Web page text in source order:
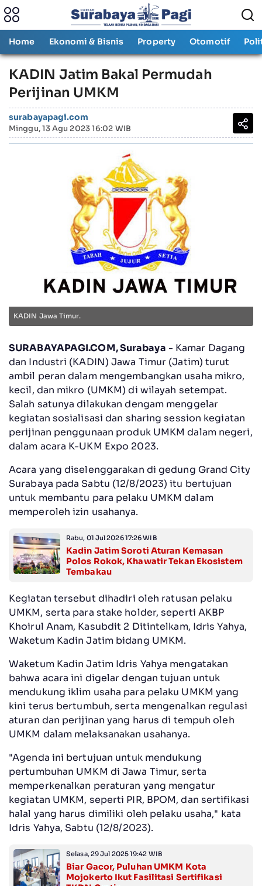
Home Ekonomi & Bisnis Property Otomotif
KADIN Jatim Bakal Permudah
Perijinan UMKM
surabayapagi.com
Minggu, 13 Agu 2023 16:02 WIB
KADIN Jawa Timur.
SURABAYAPAGI.COM, Surabaya - Kamar Dagang
dan Industri (KADIN) Jawa Timur (Jatim) turut
ambil peran dalam mengembangkan usaha mikro,
kecil, dan mikro (UMKM) di wilayah setempat.
Salah satunya dilakukan dengam menggelar
kegiatan sosialisasi dan sharing session kegiatan
perijinan penggunaan produk UMKM dalam negeri,
dalam acara K-UKM Expo 2023.
Acara yang diselenggarakan di gedung Grand City
Surabaya pada Sabtu (12/8/2023) itu bertujuan
untuk membantu para pelaku UMKM dalam
memperoleh izin usahanya.
Rabu, 01 Jul 2026 17:26 WIB
Kadin Jatim Soroti Aturan Kemasan
Polos Rokok, Khawatir Tekan Ekosistem
Tembakau
Kegiatan tersebut dihadiri oleh ratusan pelaku
UMKM, serta para stake holder, seperti AKBP
Khoirul Anam, Kasubdit 2 Ditintelkam, Idris Yahya,
Waketum Kadin Jatim bidang UMKM.
Waketum Kadin Jatim Idris Yahya mengatakan
bahwa acara ini digelar dengan tujuan untuk
mendukung iklim usaha para pelaku UMKM yang
kini terus bertumbuh, serta mengenalkan regulasi
aturan dan perijinan yang harus di tempuh oleh
UMKM dalam melaksanakan usahanya.
"Agenda ini bertujuan untuk mendukung
pertumbuhan UMKM di Jawa Timur, serta
memperkenalkan peraturan yang mengatur
kegiatan UMKM, seperti PIR, BPOM, dan sertifikasi
halal yang harus dimiliki oleh pelaku usaha," kata
Idris Yahya, Sabtu (12/8/2023).
Selasa, 29 Jul 2025 19:42 WIB
Biar Gacor, Puluhan UMKM Kota
Mojokerto Ikut Fasilitasi Sertifikasi